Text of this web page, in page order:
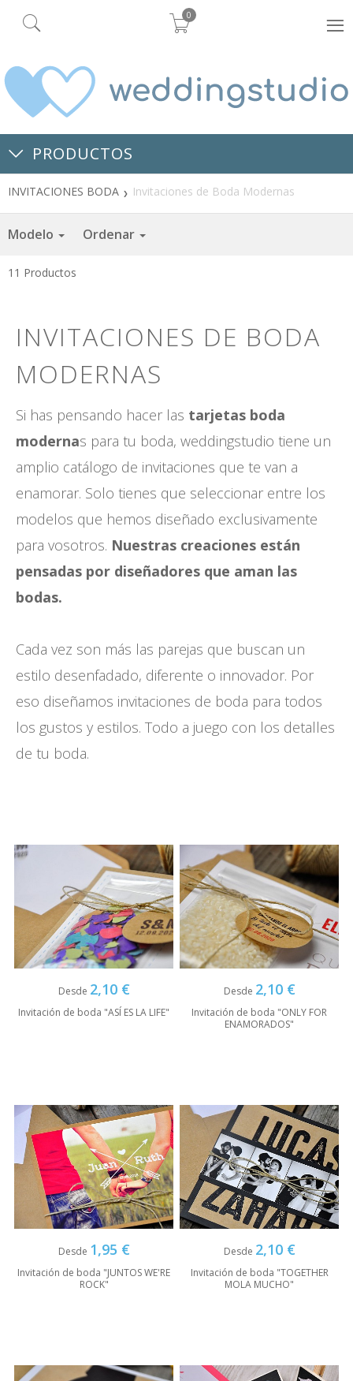
0
PRODUCTOS
INVITACIONES BODA Invitaciones de Boda Modernas
Modelo Ordenar
11 Productos
INVITACIONES DE BODA
MODERNAS
Si has pensando hacer las tarjetas boda
modernas para tu boda, weddingstudio tiene un
amplio catálogo de invitaciones que te van a
enamorar. Solo tienes que seleccionar entre los
modelos que hemos diseñado exclusivamente
para vosotros. Nuestras creaciones están
pensadas por diseñadores que aman las
bodas.
Cada vez son más las parejas que buscan un
estilo desenfadado, diferente o innovador. Por
eso diseñamos invitaciones de boda para todos
los gustos y estilos. Todo a juego con los detalles
de tu boda.
Desde 2,10 €
Invitación de boda "ASÍ ES LA LIFE"
Desde 2,10 €
Invitación de boda "ONLY FOR
ENAMORADOS"
Desde 1,95 €
Invitación de boda "JUNTOS WE'RE
ROCK"
Desde 2,10 €
Invitación de boda "TOGETHER
MOLA MUCHO"